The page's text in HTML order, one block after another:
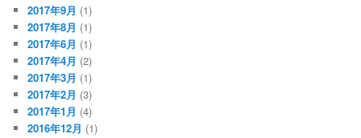
2017年9月 (1)
2017年8月 (1)
2017年6月 (1)
2017年4月 (2)
2017年3月 (1)
2017年2月 (3)
2017年1月 (4)
2016年12月 (1)